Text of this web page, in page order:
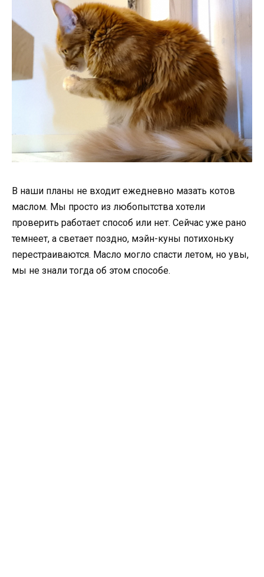
В наши планы не входит ежедневно мазать котов
маслом. Мы просто из любопытства хотели
проверить работает способ или нет. Сейчас уже рано
темнеет, а светает поздно, мэйн-куны потихоньку
перестраиваются. Масло могло спасти летом, но увы,
мы не знали тогда об этом способе.